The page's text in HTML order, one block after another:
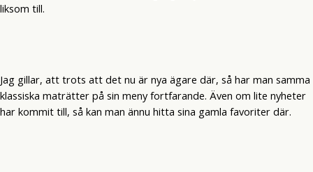
liksom till.
Jag gillar, att trots att det nu är nya ägare där, så har man samma
klassiska maträtter på sin meny fortfarande. Även om lite nyheter
har kommit till, så kan man ännu hitta sina gamla favoriter där.